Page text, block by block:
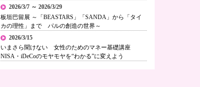
2026/3/7 ～ 2026/3/29
板垣巴留展 ～「BEASTARS」「SANDA」から「タイ
カの理性」まで パルの創造の世界～
2026/3/15
いまさら聞けない 女性のためのマネー基礎講座
NISA・iDeCoのモヤモヤを“わかる”に変えよう